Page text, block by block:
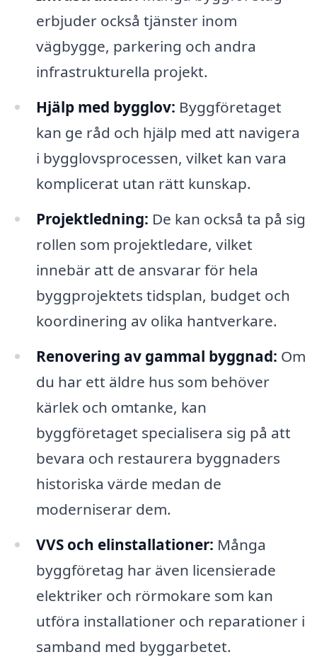
erbjuder också tjänster inom
vägbygge, parkering och andra
infrastrukturella projekt.
Hjälp med bygglov: Byggföretaget
kan ge råd och hjälp med att navigera
i bygglovsprocessen, vilket kan vara
komplicerat utan rätt kunskap.
Projektledning: De kan också ta på sig
rollen som projektledare, vilket
innebär att de ansvarar för hela
byggprojektets tidsplan, budget och
koordinering av olika hantverkare.
Renovering av gammal byggnad: Om
du har ett äldre hus som behöver
kärlek och omtanke, kan
byggföretaget specialisera sig på att
bevara och restaurera byggnaders
historiska värde medan de
moderniserar dem.
VVS och elinstallationer: Många
byggföretag har även licensierade
elektriker och rörmokare som kan
utföra installationer och reparationer i
samband med byggarbetet.